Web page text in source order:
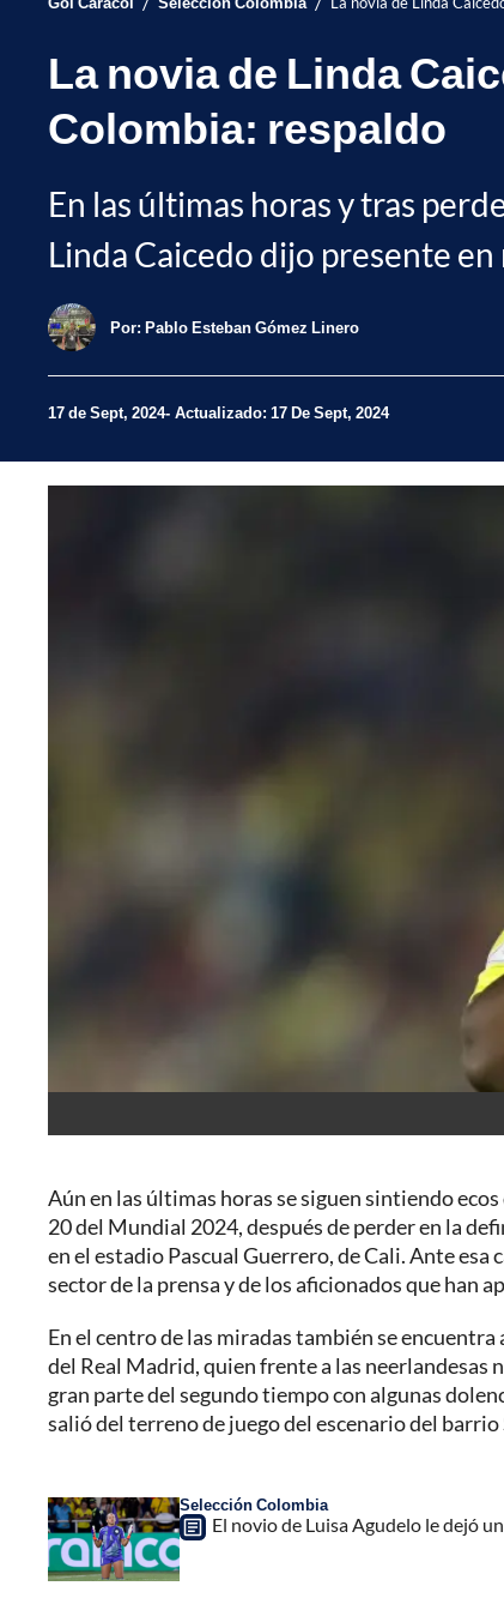
La novia de Linda
Colombia: respaldo
En las últimas horas y tras
Linda Caicedo dijo presente en
Por: Pablo Esteban Gómez Linero
17 de Sept, 2024 Actualizado: 17 De Sept, 2024
Aún en las últimas horas se siguen sintiendo
20 del Mundial 2024, después de perder en la
en el estadio Pascual Guerrero, de Cali. Ante
sector de la prensa y de los aficionados que han
En el centro de las miradas también se
del Real Madrid, quien frente a las neerlandesas
gran parte del segundo tiempo con algunas
salió del terreno de juego del escenario del barrio
Selección Colombia
El novio de Luisa Agudelo le dejó